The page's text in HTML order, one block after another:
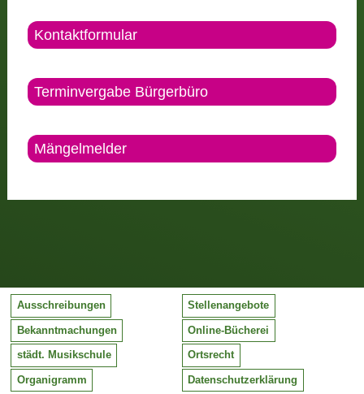
Kontaktformular
Terminvergabe Bürgerbüro
Mängelmelder
Ausschreibungen Stellenangebote
Bekanntmachungen Online-Bücherei
städt. Musikschule Ortsrecht
Organigramm Datenschutzerklärung